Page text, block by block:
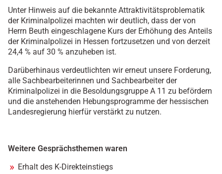
Unter Hinweis auf die bekannte Attraktivitätsproblematik
der Kriminalpolizei machten wir deutlich, dass der von
Herrn Beuth eingeschlagene Kurs der Erhöhung des Anteils
der Kriminalpolizei in Hessen fortzusetzen und von derzeit
24,4 % auf 30 % anzuheben ist.
Darüberhinaus verdeutlichten wir erneut unsere Forderung,
alle Sachbearbeiterinnen und Sachbearbeiter der
Kriminalpolizei in die Besoldungsgruppe A 11 zu befördern
und die anstehenden Hebungsprogramme der hessischen
Landesregierung hierfür verstärkt zu nutzen.
Weitere Gesprächsthemen waren
Erhalt des K-Direkteinstiegs